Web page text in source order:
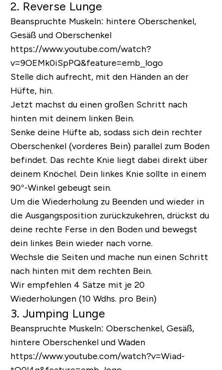
2. Reverse Lunge
Beanspruchte Muskeln: hintere Oberschenkel,
Gesäß und Oberschenkel
https://www.youtube.com/watch?
v=9OEMk0iSpPQ&feature=emb_logo
Stelle dich aufrecht, mit den Händen an der
Hüfte, hin.
Jetzt machst du einen großen Schritt nach
hinten mit deinem linken Bein.
Senke deine Hüfte ab, sodass sich dein rechter
Oberschenkel (vorderes Bein) parallel zum Boden
befindet. Das rechte Knie liegt dabei direkt über
deinem Knöchel. Dein linkes Knie sollte in einem
90°-Winkel gebeugt sein.
Um die Wiederholung zu Beenden und wieder in
die Ausgangsposition zurückzukehren, drückst du
deine rechte Ferse in den Boden und bewegst
dein linkes Bein wieder nach vorne.
Wechsle die Seiten und mache nun einen Schritt
nach hinten mit dem rechten Bein.
Wir empfehlen 4 Sätze mit je 20
Wiederholungen (10 Wdhs. pro Bein)
3. Jumping Lunge
Beanspruchte Muskeln: Oberschenkel, Gesäß,
hintere Oberschenkel und Waden
https://www.youtube.com/watch?v=Wiad-